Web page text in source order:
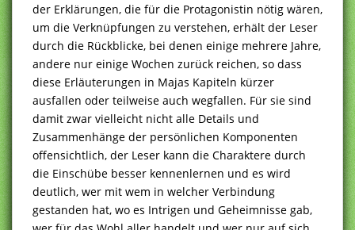
der Erklärungen, die für die Protagonistin nötig wären,
um die Verknüpfungen zu verstehen, erhält der Leser
durch die Rückblicke, bei denen einige mehrere Jahre,
andere nur einige Wochen zurück reichen, so dass
diese Erläuterungen in Majas Kapiteln kürzer
ausfallen oder teilweise auch wegfallen. Für sie sind
damit zwar vielleicht nicht alle Details und
Zusammenhänge der persönlichen Komponenten
offensichtlich, der Leser kann die Charaktere durch
die Einschübe besser kennenlernen und es wird
deutlich, wer mit wem in welcher Verbindung
gestanden hat, wo es Intrigen und Geheimnisse gab,